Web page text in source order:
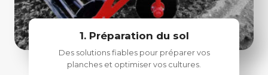
1. Préparation du sol
Des solutions fiables pour préparer vos
planches et optimiser vos cultures.